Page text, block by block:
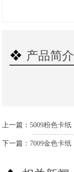
产品简介
上一篇： 5009粉色卡纸
下一篇： 7009金色卡纸